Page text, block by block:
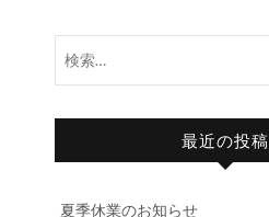
最近の投稿
夏季休業のお知らせ